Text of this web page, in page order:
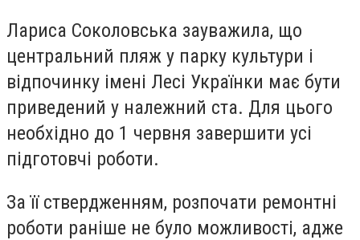
Лариса Соколовська зауважила, що
центральний пляж у парку культури і
відпочинку імені Лесі Українки має бути
приведений у належний ста. Для цього
необхідно до 1 червня завершити усі
підготовчі роботи.
За її ствердженням, розпочати ремонтні
роботи раніше не було можливості, адже